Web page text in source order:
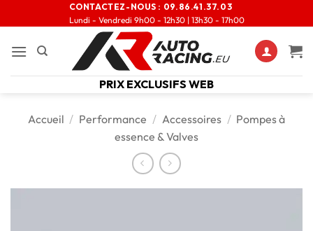
CONTACTEZ-NOUS : 09.86.41.37.03
Lundi - Vendredi 9h00 - 12h30 | 13h30 - 17h00
PRIX EXCLUSIFS WEB
Accueil / Performance / Accessoires / Pompes à
essence & Valves